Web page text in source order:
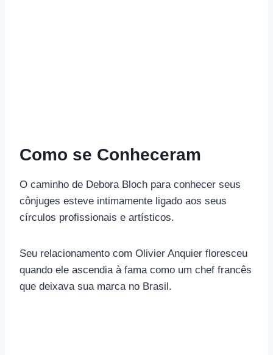
Como se Conheceram
O caminho de Debora Bloch para conhecer seus
cônjuges esteve intimamente ligado aos seus
círculos profissionais e artísticos.
Seu relacionamento com Olivier Anquier floresceu
quando ele ascendia à fama como um chef francês
que deixava sua marca no Brasil.